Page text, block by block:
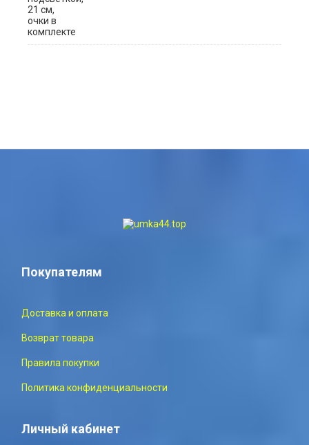
Покупателям
Доставка и оплата
Возврат товара
Правила покупки
Политика конфиденциальности
Личный кабинет